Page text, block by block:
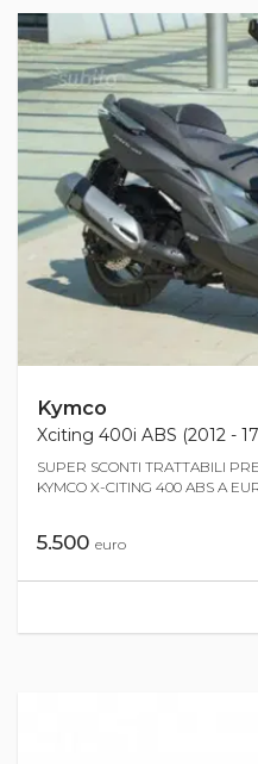
Kymco
Xciting 400i ABS (2012 -
SUPER SCONTI TRATTABILI
KYMCO X-CITING 400 ABS A
5.500 euro